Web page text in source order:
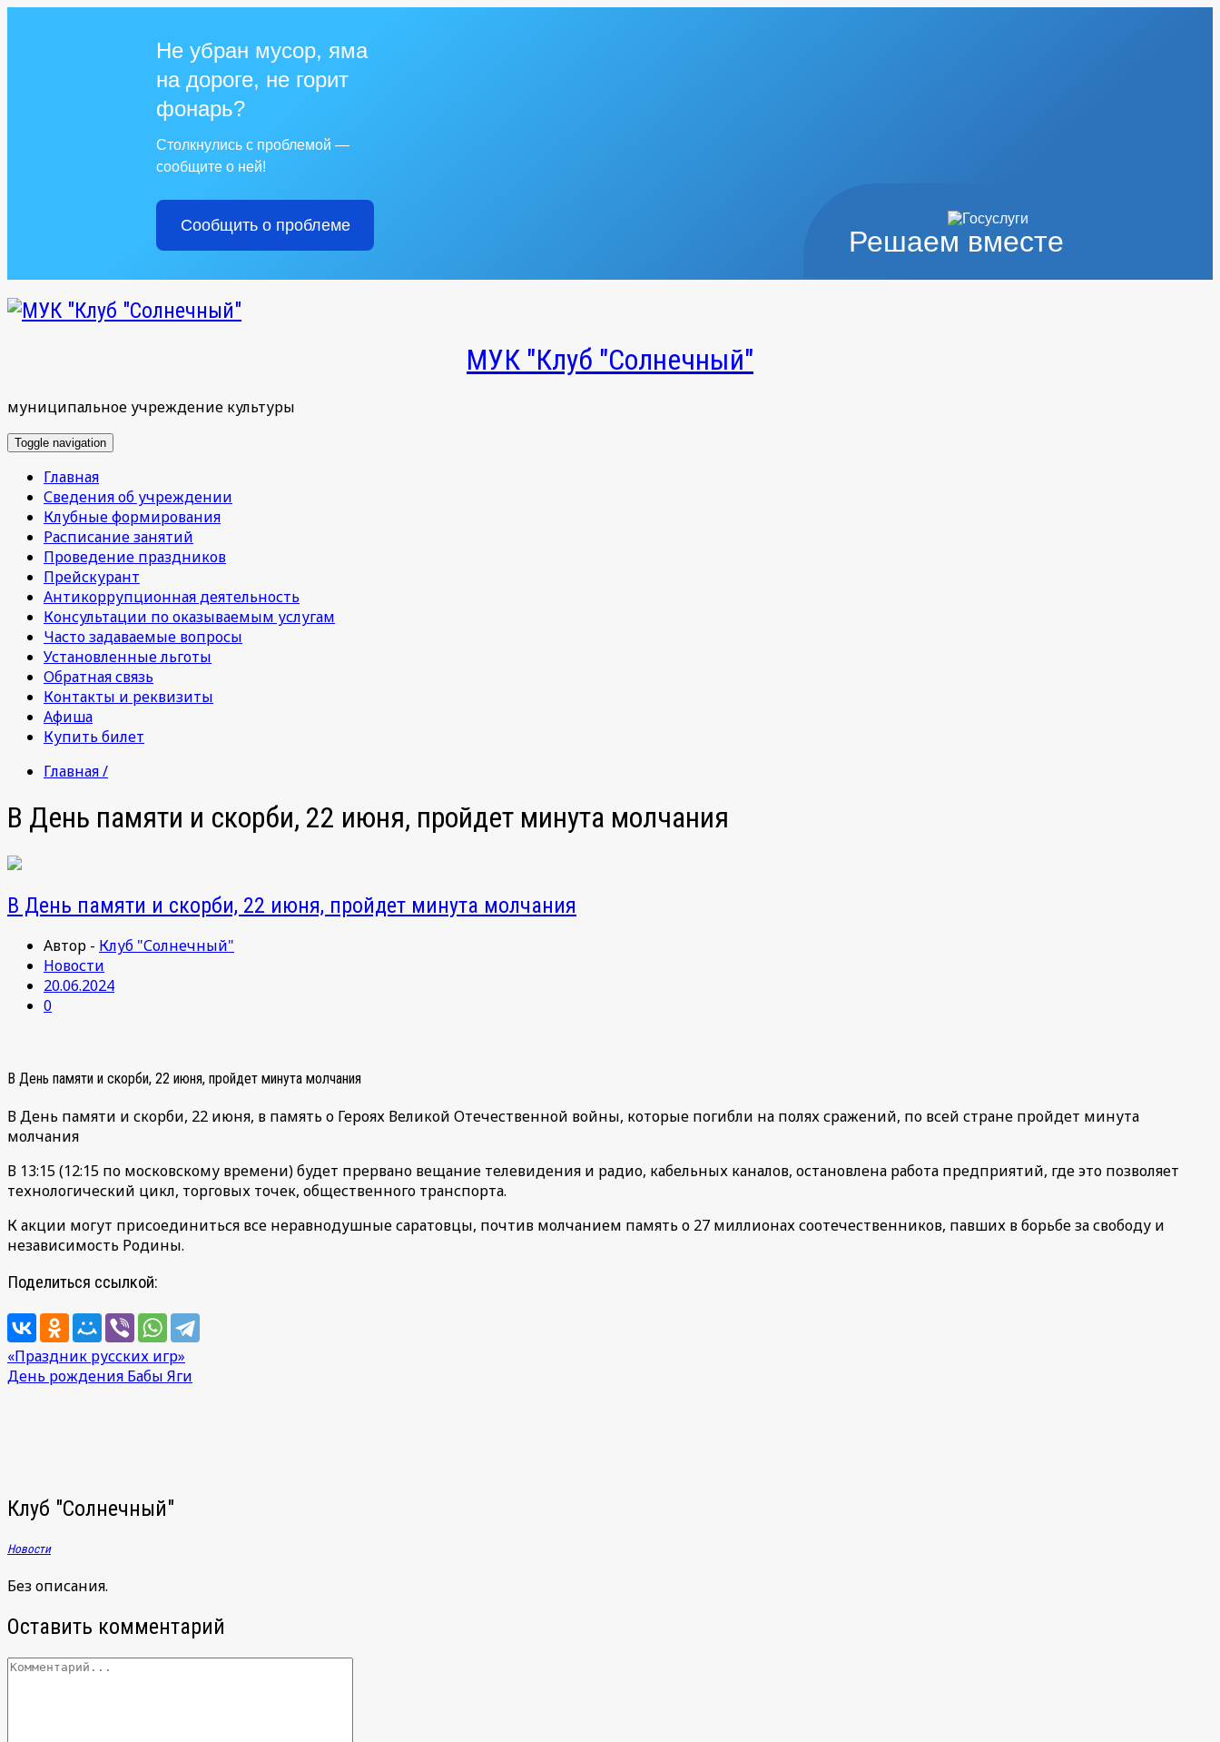
Решаем вместе
Не убран мусор, яма
на дороге, не горит
фонарь?
Столкнулись с проблемой —
сообщите о ней!
Сообщить о проблеме
МУК "Клуб "Солнечный"
муниципальное учреждение культуры
Toggle navigation
Главная
Сведения об учреждении
Клубные формирования
Расписание занятий
Проведение праздников
Прейскурант
Антикоррупционная деятельность
Консультации по оказываемым услугам
Часто задаваемые вопросы
Установленные льготы
Обратная связь
Контакты и реквизиты
Афиша
Купить билет
Главная /
В День памяти и скорби, 22 июня, пройдет минута молчания
В День памяти и скорби, 22 июня, пройдет минута молчания
Автор - Клуб "Солнечный"
Новости
20.06.2024
0
В День памяти и скорби, 22 июня, пройдет минута молчания
В День памяти и скорби, 22 июня, в память о Героях Великой Отечественной войны, которые погибли на полях сражений, по всей стране пройдет минута
молчания
В 13:15 (12:15 по московскому времени) будет прервано вещание телевидения и радио, кабельных каналов, остановлена работа предприятий, где это позволяет
технологический цикл, торговых точек, общественного транспорта.
К акции могут присоединиться все неравнодушные саратовцы, почтив молчанием память о 27 миллионах соотечественников, павших в борьбе за свободу и
независимость Родины.
Поделиться ссылкой:
Навигация
по
«Праздник русских игр»
День рождения Бабы Яги
Клуб "Солнечный"
Новости
Без описания.
Оставить комментарий